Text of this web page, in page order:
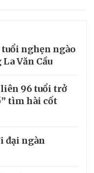
nghẹn ngào
Văn Cầu
liên 96 tuổi trở
tìm hài cốt
đại ngàn